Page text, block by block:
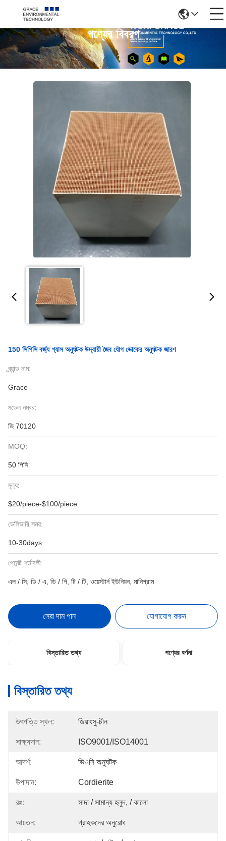
পণ্যের বিবরণ
150 সিপিসি বর্জ্য গ্যাস অনুঘটক উদ্বায়ী জৈব যৌগ ভোকের অনুঘটক জারণ
ব্র্যান্ড নাম:
Grace
মডেল নম্বর:
জি 70120
MOQ:
50 পিসি
মূল্য:
$20/piece-$100/piece
ডেলিভারি সময়:
10-30days
পেমেন্ট শর্তাবলী:
এল / সি, ডি / এ, ডি / পি, টি / টি, ওয়েস্টার্ন ইউনিয়ন, মানিগ্রাম
সেরা দাম পান যোগাযোগ করুন
বিস্তারিত তথ্য পণ্যের বর্ণনা
বিস্তারিত তথ্য
উৎপত্তি স্থল: জিয়াংসু-চীন
সাক্ষ্যদান: ISO9001/ISO14001
আদর্শ: ভিওসি অনুঘটক
উপাদান: Cordierite
রঙ: সাদা / সামান্য হলুদ, / কালো
আয়তন: গ্রাহকদের অনুরোধ